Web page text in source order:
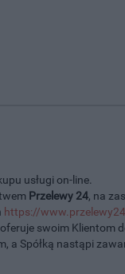
usługi on-line.
Przelewy 24, na
https://
swoim Klientom
a Spółką nastąpi